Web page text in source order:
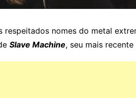
nomes do metal
Slave Machine, seu mais